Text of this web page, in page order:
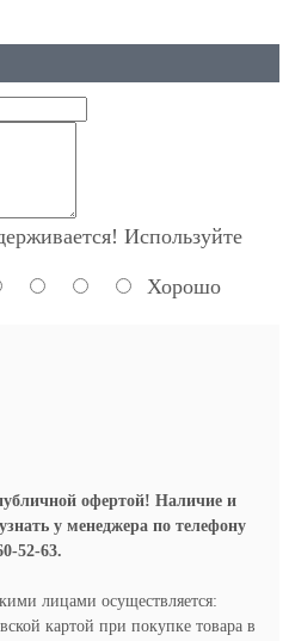
Используйте
Хорошо
офертой! Наличие и
у менеджера по телефону
52-63.
лицами осуществляется:
картой при покупке товара в